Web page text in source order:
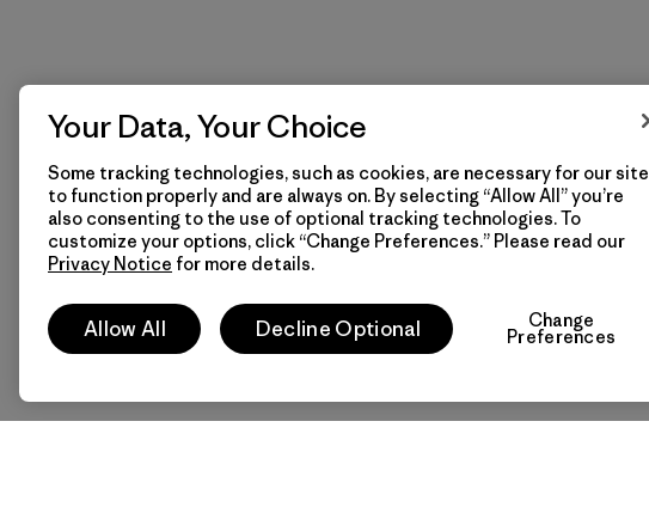
Your Data, Your Choice
Some tracking technologies, such as cookies, are necessary for our site
to function properly and are always on. By selecting “Allow All” you’re
also consenting to the use of optional tracking technologies. To
customize your options, click “Change Preferences.” Please read our
Privacy Notice for more details.
Allow All Decline Optional Change
Preferences